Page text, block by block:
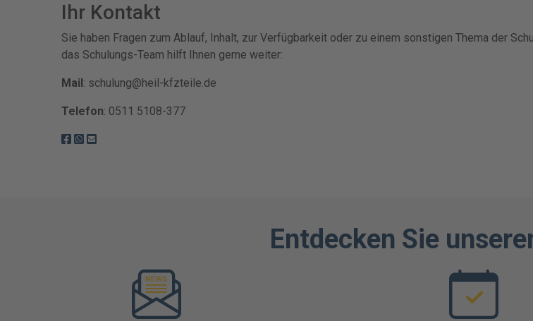
Ihr Kontakt
Sie haben Fragen zum Ablauf, Inhalt, zur Verfügbarkeit oder zu einem sonstigen Thema der
das Schulungs-Team hilft Ihnen gerne weiter:
Mail: schulung@heil-kfzteile.de
Telefon: 0511 5108-377
Entdecken Sie